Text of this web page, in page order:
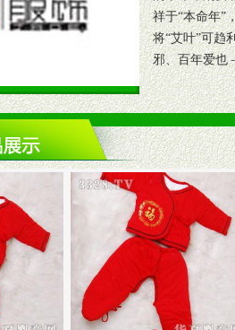
祥于“本命年”
将“艾叶”可趋
邪、百年爱也